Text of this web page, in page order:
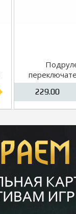
Paddles
229.00